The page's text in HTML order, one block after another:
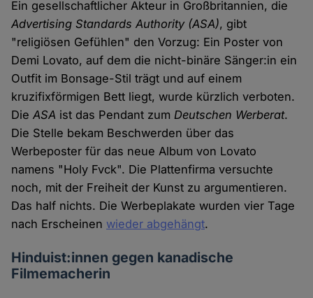
Ein gesellschaftlicher Akteur in Großbritannien, die
Advertising Standards Authority (ASA), gibt
"religiösen Gefühlen" den Vorzug: Ein Poster von
Demi Lovato, auf dem die nicht-binäre Sänger:in ein
Outfit im Bonsage-Stil trägt und auf einem
kruzifixförmigen Bett liegt, wurde kürzlich verboten.
DieASA ist das Pendant zumDeutschen Werberat.
Die Stelle bekam Beschwerden über das
Werbeposter für das neue Album von Lovato
namens "Holy Fvck". Die Plattenfirma versuchte
noch, mit der Freiheit der Kunst zu argumentieren.
Das half nichts. Die Werbeplakate wurden vier Tage
nach Erscheinen wieder abgehängt.
Hinduist:innen gegen kanadische
Filmemacherin